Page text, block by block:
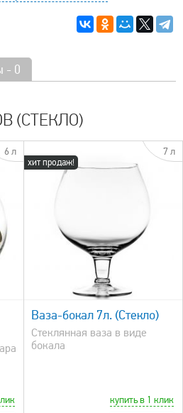
- 0
(СТЕКЛО)
6 л
хит продаж!
7 л
Ваза-бокал 7л. (Стекло)
Стеклянная ваза в виде
бокала
купить в 1 клик